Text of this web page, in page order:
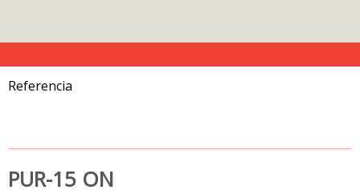
Referencia
PUR-15 ON